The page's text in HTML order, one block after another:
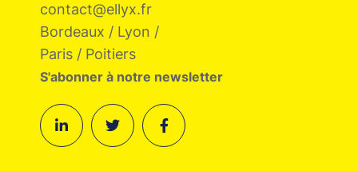
contact@ellyx.fr
Bordeaux / Lyon /
Paris / Poitiers
S'abonner à notre newsletter